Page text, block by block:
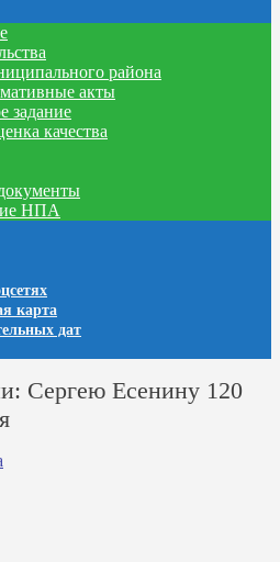
района
акты
задание
качества
НПА
карта
дат
Сергею Есенину 120